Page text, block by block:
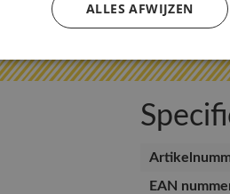
EAN
ALLES AFWIJZEN